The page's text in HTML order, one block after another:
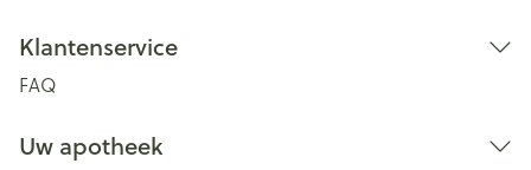
Klantenservice
FAQ
Uw apotheek